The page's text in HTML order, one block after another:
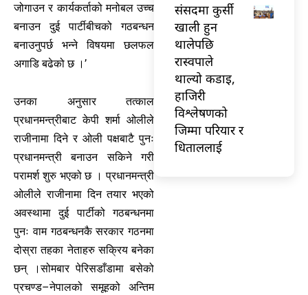
जोगाउन र कार्यकर्ताको मनोबल उच्च
बनाउन दुई पार्टीबीचको गठबन्धन
बनाउनुपर्छ भन्ने विषयमा छलफल
अगाडि बढेको छ ।’
उनका अनुसार तत्काल
प्रधानमन्त्रीबाट केपी शर्मा ओलीले
राजीनामा दिने र ओली पक्षबाटै पुनः
प्रधानमन्त्री बनाउन सकिने गरी
परामर्श शुरु भएको छ । प्रधानमन्त्री
ओलीले राजीनामा दिन तयार भएको
अवस्थामा दुई पार्टीको गठबन्धनमा
पुनः वाम गठबन्धनकै सरकार गठनमा
दोस्रा तहका नेताहरु सक्रिय बनेका
छन् ।सोमबार पेरिसडाँडामा बसेको
प्रचण्ड–नेपालको समूहको अन्तिम
संसदमा कुर्सी
खाली हुन
थालेपछि
रास्वपाले
थाल्यो कडाइ,
हाजिरी
विश्लेषणको
जिम्मा परियार र
धिताललाई